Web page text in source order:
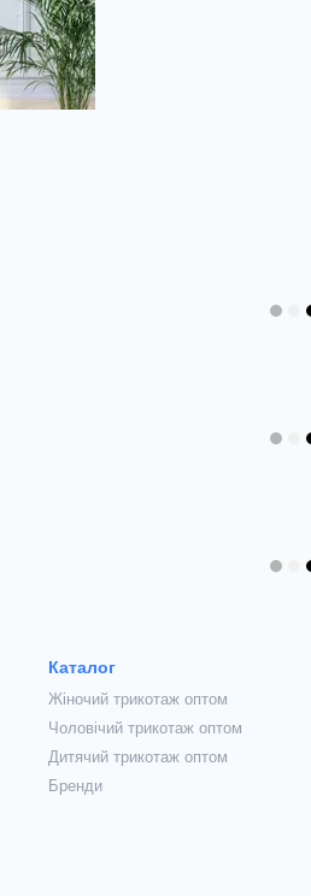
Каталог
Жіночий трикотаж оптом
Чоловічий трикотаж оптом
Дитячий трикотаж оптом
Бренди